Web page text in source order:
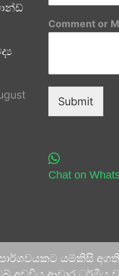
Comment or
Submit
Chat on
යම්කිසි